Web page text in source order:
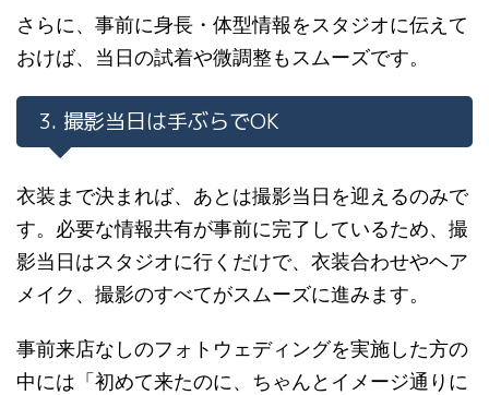
さらに、事前に身長・体型情報をスタジオに伝えて
おけば、当日の試着や微調整もスムーズです。
3. 撮影当日は手ぶらでOK
衣装まで決まれば、あとは撮影当日を迎えるのみで
す。必要な情報共有が事前に完了しているため、撮
影当日はスタジオに行くだけで、衣装合わせやヘア
メイク、撮影のすべてがスムーズに進みます。
事前来店なしのフォトウェディングを実施した方の
中には「初めて来たのに、ちゃんとイメージ通りに